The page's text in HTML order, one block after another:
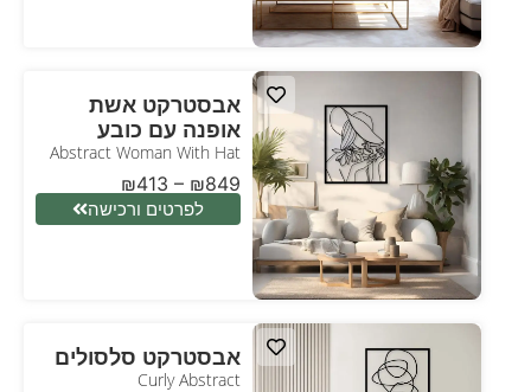
אבסטרקט אשת
אופנה עם כובע
Abstract Woman With Hat
₪413 – ₪849
לפרטים ורכישה
אבסטרקט סלסולים
Curly Abstract